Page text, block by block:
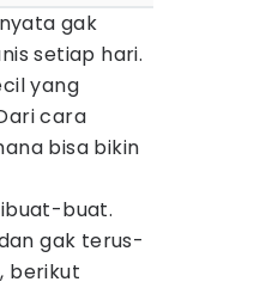
gak
setiap hari.
yang
cara
bisa bikin
buat.
gak terus-
berikut